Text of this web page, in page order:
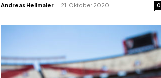
Andreas Heilmaier - 21. Oktober 2020 0